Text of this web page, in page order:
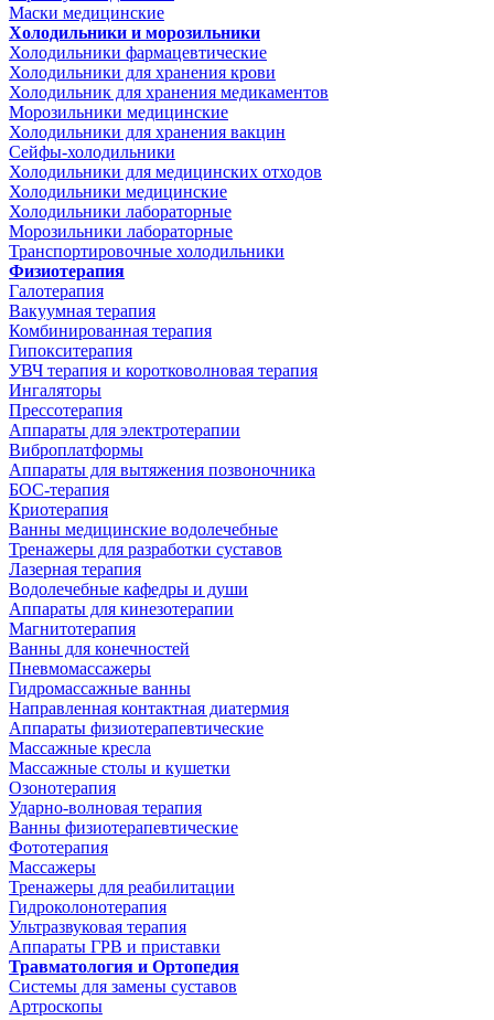
Маски медицинские
Холодильники и морозильники
Холодильники фармацевтические
Холодильники для хранения крови
Холодильник для хранения медикаментов
Морозильники медицинские
Холодильники для хранения вакцин
Сейфы-холодильники
Холодильники для медицинских отходов
Холодильники медицинские
Холодильники лабораторные
Морозильники лабораторные
Транспортировочные холодильники
Физиотерапия
Галотерапия
Вакуумная терапия
Комбинированная терапия
Гипокситерапия
УВЧ терапия и коротковолновая терапия
Ингаляторы
Прессотерапия
Аппараты для электротерапии
Виброплатформы
Аппараты для вытяжения позвоночника
БОС-терапия
Криотерапия
Ванны медицинские водолечебные
Тренажеры для разработки суставов
Лазерная терапия
Водолечебные кафедры и души
Аппараты для кинезотерапии
Магнитотерапия
Ванны для конечностей
Пневмомассажеры
Гидромассажные ванны
Направленная контактная диатермия
Аппараты физиотерапевтические
Массажные кресла
Массажные столы и кушетки
Озонотерапия
Ударно-волновая терапия
Ванны физиотерапевтические
Фототерапия
Массажеры
Тренажеры для реабилитации
Гидроколонотерапия
Ультразвуковая терапия
Аппараты ГРВ и приставки
Травматология и Ортопедия
Системы для замены суставов
Артроскопы